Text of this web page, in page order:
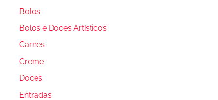
Bolos
Bolos e Doces Artísticos
Carnes
Creme
Doces
Entradas